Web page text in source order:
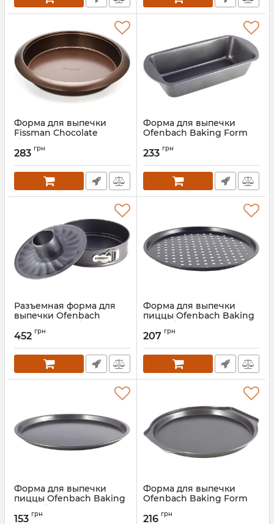
Форма для выпечки
Fissman Chocolate
Ø27х4.5см круглая с
антипригарным
Артикул: FN-5664
283 грн
Форма для выпечки
Ofenbach Baking Form
антипригарным
прямоугольная
NB-100709
233 грн
Разъемная форма для
выпечки Ofenbach
Baking Form Ø26см со
сменным дном, круглая
Артикул: NB-100708
452 грн
Форма для выпечки
пиццы Ofenbach Baking
Form Ø32х1.5см с
антипригарным
Артикул: NB-100707
207 грн
Форма для выпечки
пиццы Ofenbach Baking
Form Ø29х2см с
антипригарным
153 грн
Форма для выпечки
Ofenbach Baking Form
антипригарным
216 грн